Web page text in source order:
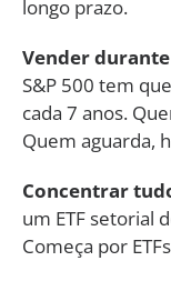
longo prazo.
Vender
S&P 500 tem
cada 7 anos.
Quem aguarda,
Concentrar
um ETF setorial
Começa por